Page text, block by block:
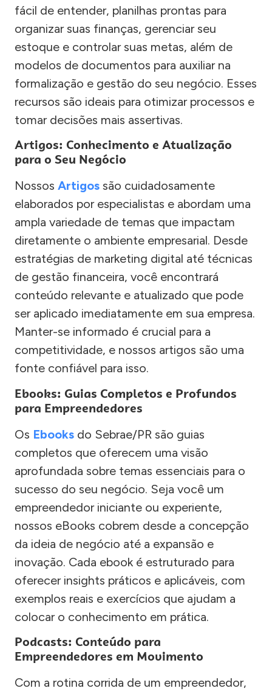
fácil de entender, planilhas prontas para
organizar suas finanças, gerenciar seu
estoque e controlar suas metas, além de
modelos de documentos para auxiliar na
formalização e gestão do seu negócio. Esses
recursos são ideais para otimizar processos e
tomar decisões mais assertivas.
Artigos: Conhecimento e Atualização
para o Seu Negócio
Nossos Artigos são cuidadosamente
elaborados por especialistas e abordam uma
ampla variedade de temas que impactam
diretamente o ambiente empresarial. Desde
estratégias de marketing digital até técnicas
de gestão financeira, você encontrará
conteúdo relevante e atualizado que pode
ser aplicado imediatamente em sua empresa.
Manter-se informado é crucial para a
competitividade, e nossos artigos são uma
fonte confiável para isso.
Ebooks: Guias Completos e Profundos
para Empreendedores
Os Ebooks do Sebrae/PR são guias
completos que oferecem uma visão
aprofundada sobre temas essenciais para o
sucesso do seu negócio. Seja você um
empreendedor iniciante ou experiente,
nossos eBooks cobrem desde a concepção
da ideia de negócio até a expansão e
inovação. Cada ebook é estruturado para
oferecer insights práticos e aplicáveis, com
exemplos reais e exercícios que ajudam a
colocar o conhecimento em prática.
Podcasts: Conteúdo para
Empreendedores em Movimento
Com a rotina corrida de um empreendedor,